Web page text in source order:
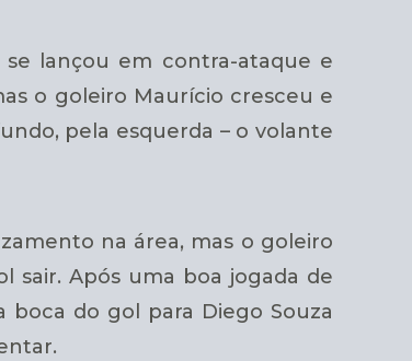
lançou em contra-ataque e
o goleiro Maurício cresceu e
pela esquerda – o volante
na área, mas o goleiro
sair. Após uma boa jogada de
do gol para Diego Souza